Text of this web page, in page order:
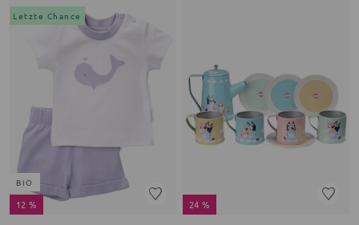
Letzte Chance
BIO
12 % 24 %